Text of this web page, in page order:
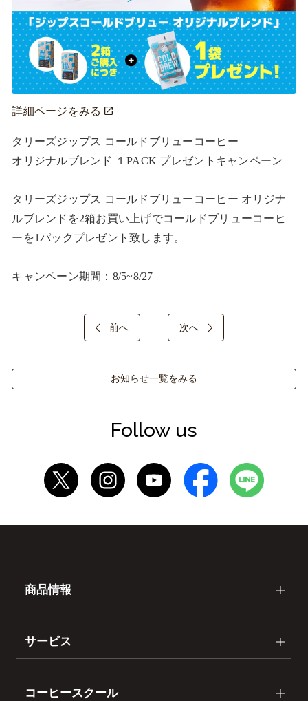
詳細ページをみる
タリーズジップス コールドブリューコーヒー
オリジナルブレンド １PACK プレゼントキャンペーン
タリーズジップス コールドブリューコーヒー オリジナ
ルブレンドを2箱お買い上げでコールドブリューコーヒ
ーを1パックプレゼント致します。
キャンペーン期間：8/5~8/27
前へ 次へ
お知らせ一覧をみる
Follow us
商品情報
サービス
コーヒースクール